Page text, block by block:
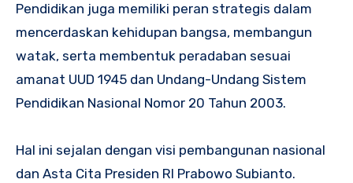
Pendidikan juga memiliki peran strategis dalam
mencerdaskan kehidupan bangsa, membangun
watak, serta membentuk peradaban sesuai
amanat UUD 1945 dan Undang-Undang Sistem
Pendidikan Nasional Nomor 20 Tahun 2003.
Hal ini sejalan dengan visi pembangunan nasional
dan Asta Cita Presiden RI Prabowo Subianto.